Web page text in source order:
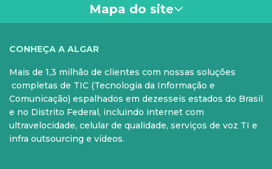
meio de software. As SD-WANs são uma das formas
pelas quais os princípios da SDN podem ser
nem todas as redes construídas com SDN são SD-
Mapa do site
PARA SUA CASA
Internet Fibra
Fixo
CELULAR
Controle e Pós
Aparelhos
CONHEÇA A ALGAR
Mais de 1,3 milhão de clientes com nossas soluções
completas de TIC (Tecnologia da Informação e
Comunicação) espalhados em dezesseis estados do Brasil
e no Distrito Federal, incluindo internet com
ultravelocidade, celular de qualidade, serviços de voz TI e
infra outsourcing e vídeos.